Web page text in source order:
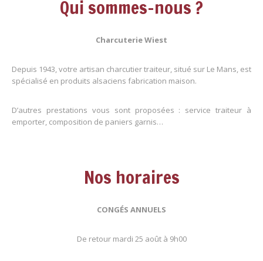
Qui sommes-nous ?
Charcuterie Wiest
Depuis 1943, votre artisan charcutier traiteur, situé sur Le Mans, est
spécialisé en produits alsaciens fabrication maison.
D’autres prestations vous sont proposées : service traiteur à
emporter, composition de paniers garnis…
Nos horaires
CONGÉS ANNUELS
De retour mardi 25 août à 9h00